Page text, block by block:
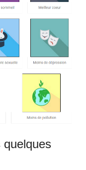
quelques